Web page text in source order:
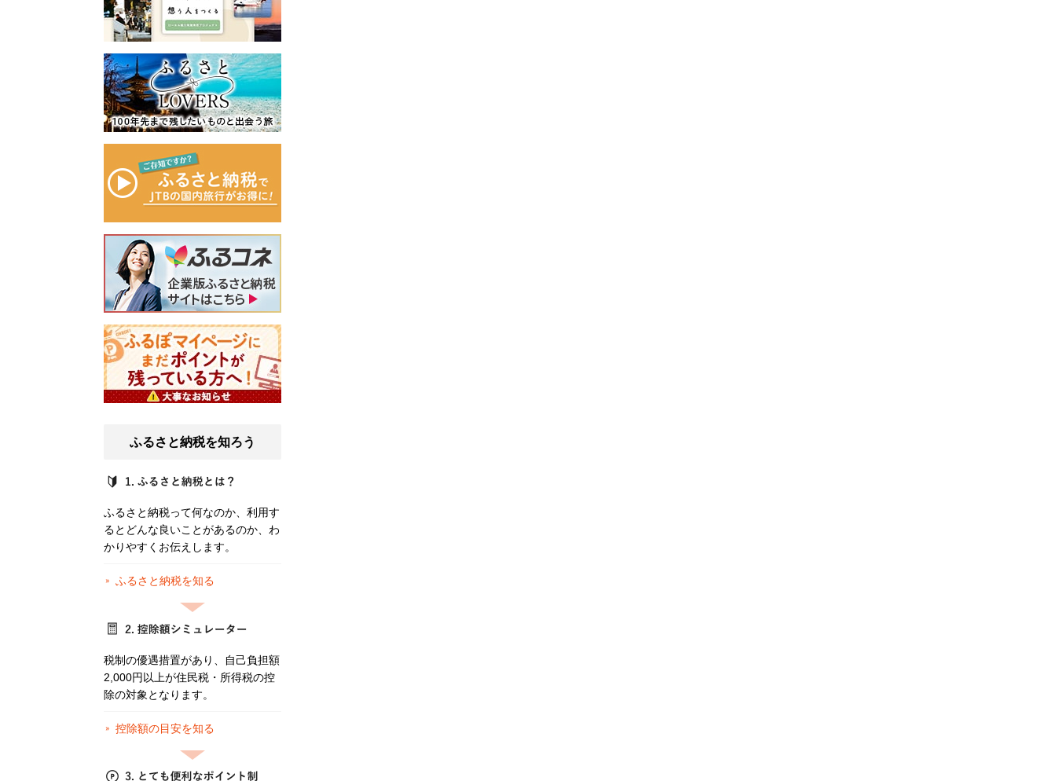
ふるさと納税を知ろう
ふるさと納税って何なのか、利用す
るとどんな良いことがあるのか、わ
かりやすくお伝えします。
ふるさと納税を知る
税制の優遇措置があり、自己負担額
2,000円以上が住民税・所得税の控
除の対象となります。
控除額の目安を知る